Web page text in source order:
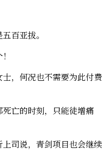
百亚拔。
，何况也不需要为此付费
亡的时刻，只能徒增痛
司说，青剑项目也会继续